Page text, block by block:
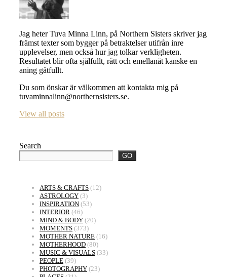
Jag heter Tuva Minna Linn, på Northern Sisters skriver jag
främst texter som bygger på betraktelser utifrån inre
upplevelser, men också hur jag tolkar verkligheten.
Resultatet blir ofta själfullt, rått och emellanåt kanske en
aning gåtfullt.
Du som önskar är välkommen att kontakta mig på
tuvaminnalinn@northernsisters.se.
View all posts
Search
GO
ARTS & CRAFTS (12)
ASTROLOGY (3)
INSPIRATION (53)
INTERIOR (46)
MIND & BODY (20)
MOMENTS (373)
MOTHER NATURE (16)
MOTHERHOOD (80)
MUSIC & VISUALS (33)
PEOPLE (39)
PHOTOGRAPHY (23)